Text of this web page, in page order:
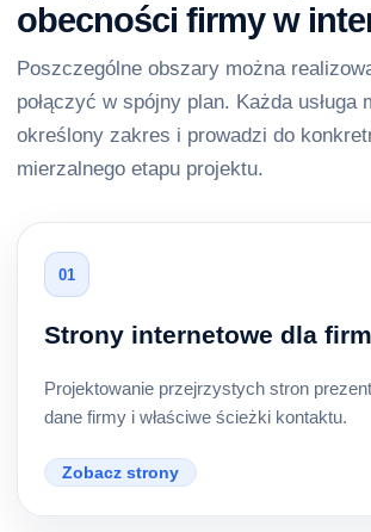
obecności firmy w
Poszczególne obszary można
połączyć w spójny plan. Każda usługa
określony zakres i prowadzi do
mierzalnego etapu projektu.
01
Strony internetowe dla firm
Projektowanie przejrzystych stron
dane firmy i właściwe ścieżki kontaktu.
Zobacz strony